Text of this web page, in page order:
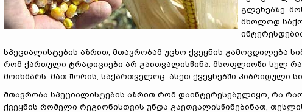
გლეხებზე.
მხოლოდ
სპეციალისტების აზრით, მთავრობამ უცხო ქვეყნის გამოცდილება
რომ ქართული ტრადიციები არ გაითვალისწინა. მსოფლიოში სულ
მოიხმარს, მათ შორის, საქართველოც. ასეთ ქვეყნებში ჰიბრიდული
მთავრობა სპეციალისტების აზრით რომ დაინტერესებულიყო, რა
ქვეყნის რომელი რეგიონისთვის უნდა გაეთვალისწინებინათ,